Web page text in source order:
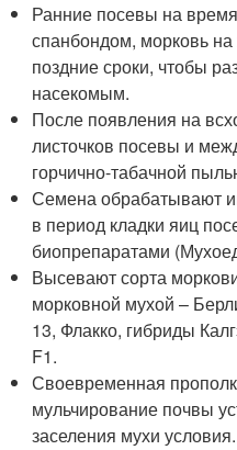
Ранние посевы на
спанбондом, морковь
поздние сроки, чтобы
насекомым.
После появления на
листочков посевы и
горчично-табачной
Семена обрабатывают
в период кладки яиц
биопрепаратами
Высевают сорта
морковной мухой –
13, Флакко, гибриды
F1.
Своевременная
мульчирование почвы
заселения мухи условия.